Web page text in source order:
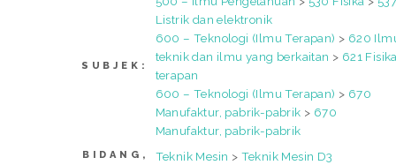
SUBJEK:
Listrik dan elektronik
600 – Teknologi (Ilmu Terapan) > 620
teknik dan ilmu yang berkaitan > 621
terapan
600 – Teknologi (Ilmu Terapan) > 670
Manufaktur, pabrik-pabrik > 670
Manufaktur, pabrik-pabrik
BIDANG,
Teknik Mesin > Teknik Mesin D3